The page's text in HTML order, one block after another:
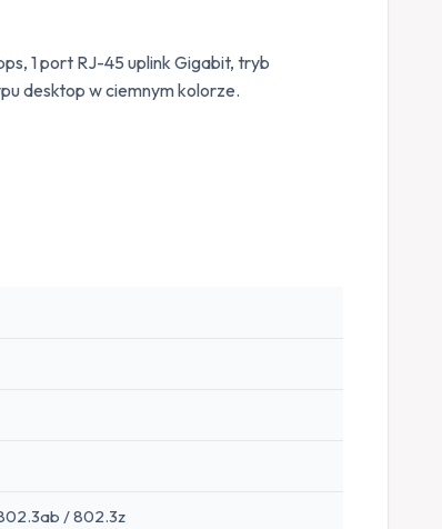
1 port RJ-45 uplink Gigabit, tryb
desktop w ciemnym kolorze.
/ 802.3z